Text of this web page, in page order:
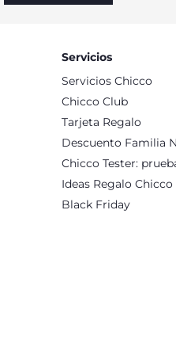
bebé y niño rodeado de la
Servicios
Servicios Chicco
Chicco Club
Tarjeta Regalo
Descuento Familia
Chicco Tester:
Ideas Regalo Chicco
Black Friday